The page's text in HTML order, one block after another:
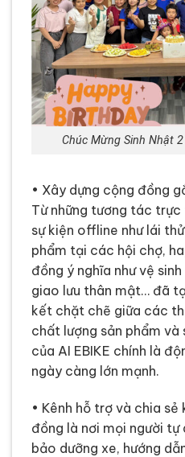
Chúc Mừng Sinh Nhật
• Xây dựng cộng đồng
Từ những tương tác
sự kiện offline như lái
phẩm tại các hội chợ,
đồng ý nghĩa như vệ
giao lưu thân mật… đã
kết chặt chẽ giữa các
chất lượng sản phẩm
của AI EBIKE chính là
ngày càng lớn mạnh.
• Kênh hỗ trợ và chia sẻ
đồng là nơi mọi người tự
bảo dưỡng xe, hướng